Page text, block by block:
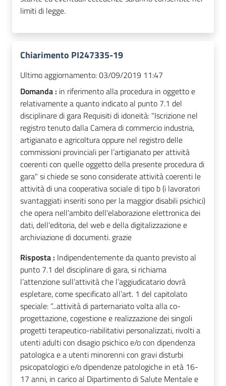
limiti di legge.
Chiarimento PI247335-19
Ultimo aggiornamento:03/09/2019 11:47
Domanda : in riferimento alla procedura in oggetto e
relativamente a quanto indicato al punto 7.1 del
disciplinare di gara Requisiti di idoneità: "Iscrizione nel
registro tenuto dalla Camera di commercio industria,
artigianato e agricoltura oppure nel registro delle
commissioni provinciali per l’artigianato per attività
coerenti con quelle oggetto della presente procedura di
gara" si chiede se sono considerate attività coerenti le
attività di una cooperativa sociale di tipo b (i lavoratori
svantaggiati inseriti sono per la maggior disabili psichici)
che opera nell'ambito dell'elaborazione elettronica dei
dati, dell'editoria, del web e della digitalizzazione e
archiviazione di documenti. grazie
Risposta : Indipendentemente da quanto previsto al
punto 7.1 del disciplinare di gara, si richiama
l’attenzione sull’attività che l’aggiudicatario dovrà
espletare, come specificato all’art. 1 del capitolato
speciale: “...attività di parternariato volta alla co-
progettazione, cogestione e realizzazione dei singoli
progetti terapeutico-riabilitativi personalizzati, rivolti a
utenti adulti con disagio psichico e/o con dipendenza
patologica e a utenti minorenni con gravi disturbi
psicopatologici e/o dipendenze patologiche in età 16-
17 anni, in carico al Dipartimento di Salute Mentale e